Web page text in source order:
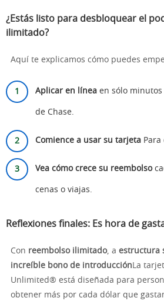
¿Estás listo para desbloquear el
ilimitado?
Aquí te explicamos cómo puedes
Aplicar en línea en sólo
de Chase.
Comience a usar su tarjeta Para
Vea cómo crece su reembolso
cenas o viajas.
Reflexiones finales: Es hora de
Con reembolso ilimitado, a estructura
increíble bono de introducción La
Unlimited® está diseñada para
obtener más por cada dólar que